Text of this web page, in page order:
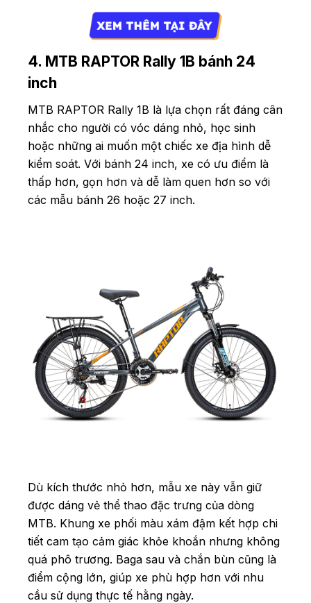
4. MTB RAPTOR Rally 1B bánh 24
inch
MTB RAPTOR Rally 1B là lựa chọn rất đáng cân
nhắc cho người có vóc dáng nhỏ, học sinh
hoặc những ai muốn một chiếc xe địa hình dễ
kiểm soát. Với bánh 24 inch, xe có ưu điểm là
thấp hơn, gọn hơn và dễ làm quen hơn so với
các mẫu bánh 26 hoặc 27 inch.
Dù kích thước nhỏ hơn, mẫu xe này vẫn giữ
được dáng vẻ thể thao đặc trưng của dòng
MTB. Khung xe phối màu xám đậm kết hợp chi
tiết cam tạo cảm giác khỏe khoắn nhưng không
quá phô trương. Baga sau và chắn bùn cũng là
điểm cộng lớn, giúp xe phù hợp hơn với nhu
cầu sử dụng thực tế hằng ngày.